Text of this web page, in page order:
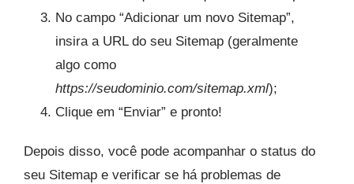
No campo “Adicionar um novo Sitemap”,
insira a URL do seu Sitemap (geralmente
algo como
https://seudominio.com/sitemap.xml);
Clique em “Enviar” e pronto!
Depois disso, você pode acompanhar o status do
seu Sitemap e verificar se há problemas de